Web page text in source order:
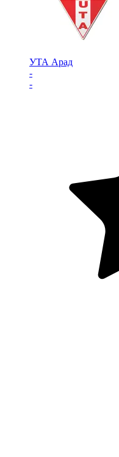
УТА Арад
-
-